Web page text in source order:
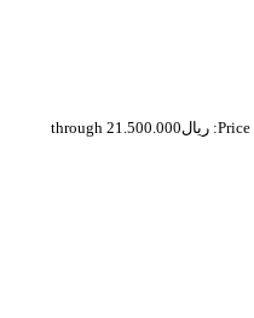
Price range: ریال21.500.000 through